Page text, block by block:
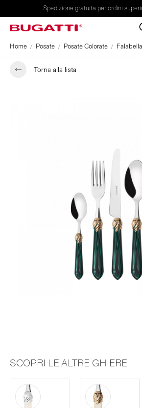
Spedizione gratuita per ordini
Home Posate Posate Colorate
Torna alla lista
SCOPRI LE ALTRE GHIERE